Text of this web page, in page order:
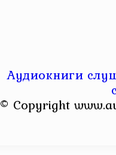
Аудиокниги
© Copyright